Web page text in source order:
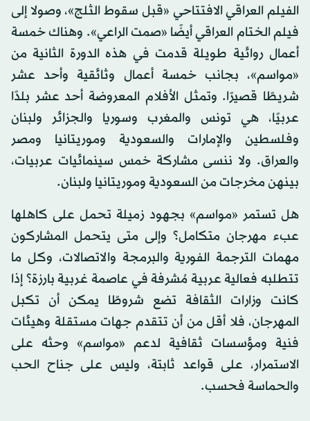
الفيلم العراقي الافتتاحي «قبل سقوط الثلج»، وصولا إلى
فيلم الختام العراقي أيضًا «صمت الراعي». وهناك خمسة
أعمال روائية طويلة قدمت في هذه الدورة الثانية من
«مواسم»، بجانب خمسة أعمال وثائقية وأحد عشر
شريطًا قصيرًا. وتمثل الأفلام المعروضة أحد عشر بلدًا
عربيًا، هي تونس والمغرب وسوريا والجزائر ولبنان
وفلسطين والإمارات والسعودية وموريتانيا ومصر
والعراق. ولا ننسى مشاركة خمس سينمائيات عربيات،
بينهن مخرجات من السعودية وموريتانيا ولبنان.
هل تستمر «مواسم» بجهود زميلة تحمل على كاهلها
عبء مهرجان متكامل؟ وإلى متى يتحمل المشاركون
مهمات الترجمة الفورية والبرمجة والاتصالات، وكل ما
تتطلبه فعالية عربية مُشرفة في عاصمة غربية بارزة؟ إذا
كانت وزارات الثقافة تضع شروطًا يمكن أن تكبل
المهرجان، فلا أقل من أن تتقدم جهات مستقلة وهيئات
فنية ومؤسسات ثقافية لدعم «مواسم» وحثه على
الاستمرار، على قواعد ثابتة، وليس على جناح الحب
والحماسة فحسب.